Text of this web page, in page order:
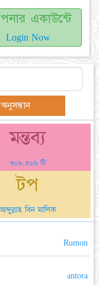
একাউন্টে
Login Now
মন্তব্য
৩০৮,৫০৬ টি
টপ
বিন মালিক
Rumon
antora